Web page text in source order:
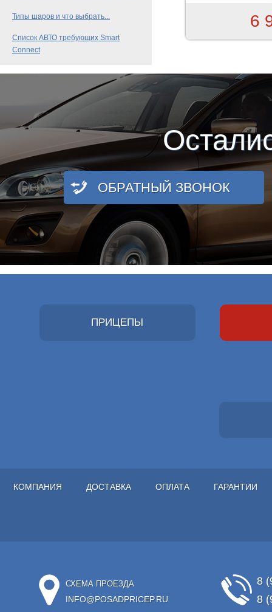
Типы шаров и что выбрать...
Список АВТО требующих Smart
Connect
6
ОБРАТНЫЙ ЗВОНОК
ПРИЦЕПЫ
КОМПАНИЯ ДОСТАВКА ОПЛАТА ГАРАНТИИ
СХЕМА ПРОЕЗДА
INFO@POSADPRICEP.RU
8
8